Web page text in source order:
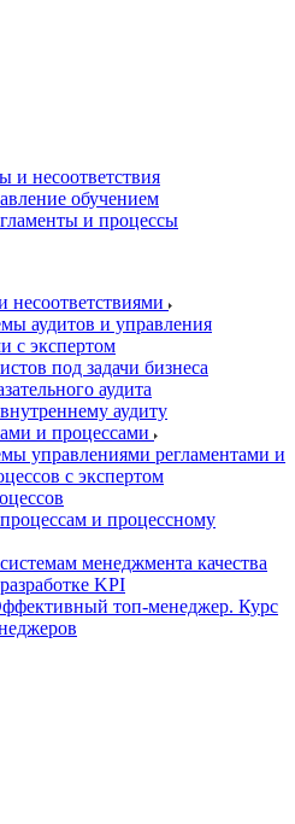
несоответствия
обучением
и процессы
несоответствиями
аудитов и управления
с экспертом
под задачи бизнеса
аудита
аудиту
и процессами
управлениями регламентами и
с экспертом
и процессному
менеджмента качества
KPI
топ-менеджер. Курс